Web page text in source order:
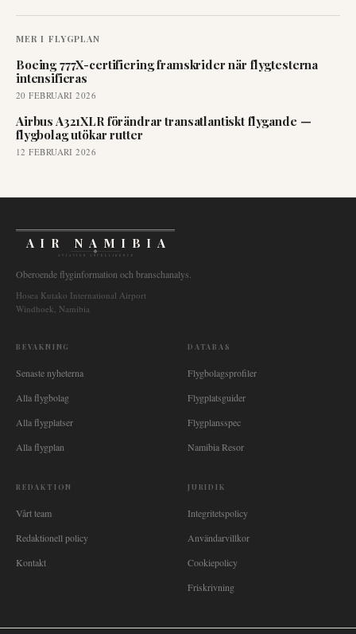
MER I FLYGPLAN
Boeing 777X-certifiering framskrider när flygtesterna
intensifieras
20 FEBRUARI 2026
Airbus A321XLR förändrar transatlantiskt flygande —
flygbolag utökar rutter
12 FEBRUARI 2026
AIR NAMIBIA
AVIATION INTELLIGENCE
Oberoende flyginformation och branschanalys.
Hosea Kutako International Airport
Windhoek, Namibia
BEVAKNING
Senaste nyheterna
Alla flygbolag
Alla flygplatser
Alla flygplan
DATABAS
Flygbolagsprofiler
Flygplatsguider
Flygplansspec
Namibia Resor
REDAKTION
Vårt team
Redaktionell policy
Kontakt
JURIDIK
Integritetspolicy
Användarvillkor
Cookiepolicy
Friskrivning